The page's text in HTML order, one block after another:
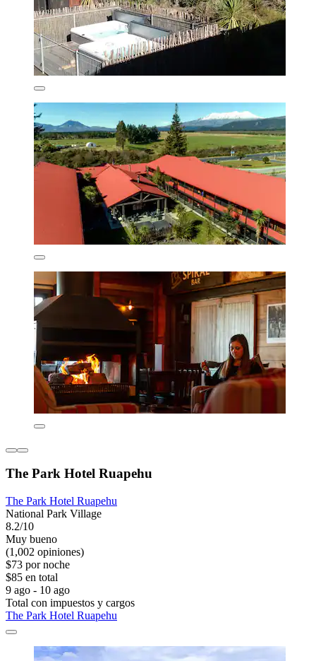
The Park Hotel Ruapehu
The Park Hotel Ruapehu
National Park Village
8.2/10
Muy bueno
(1,002 opiniones)
$73 por noche
$85 en total
9 ago - 10 ago
Total con impuestos y cargos
The Park Hotel Ruapehu